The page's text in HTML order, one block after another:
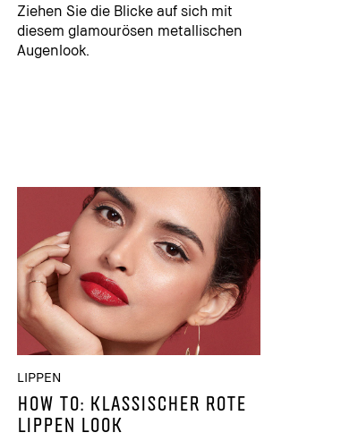
Ziehen Sie die Blicke auf sich mit
diesem glamourösen metallischen
Augenlook.
LIPPEN
HOW TO: KLASSISCHER ROTE
LIPPEN LOOK